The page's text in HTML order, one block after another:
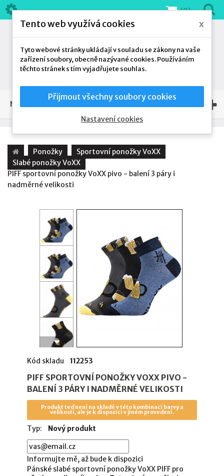
(0)
NAŠE NABÍDKA
Ponožky
Sportovní ponožky VoXX
Slabé ponožky VoXX
PIFF sportovní ponožky VoXX pivo - balení 3 páry i
nadměrné velikosti
Kód skladu 112253
PIFF SPORTOVNÍ PONOŽKY VOXX PIVO -
BALENÍ 3 PÁRY I NADMĚRNÉ VELIKOSTI
Produkt teď není na skladě v této kombinaci barvy a
velikosti, ale je k dispozici v jiném provedení.
Typ: Nový produkt
Informujte mě, až bude k dispozici
Pánské slabé sportovní ponožky VoXX PIFF pro
Tento web využívá cookies x
Tyto webové stránky ukládají v souladu se zákony na vaše
zařízení soubory, obecně nazývané cookies. Používáním
těchto stránek s tím vyjadřujete souhlas.
Přijmout všechny soubory cookies
Nastavení cookies